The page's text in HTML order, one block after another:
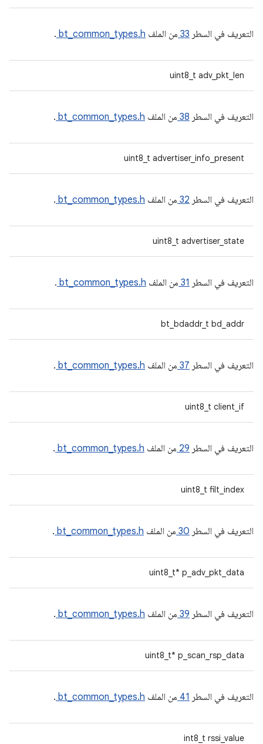
التعريف في السطر 33 من الملف bt_common_types.h
.
uint8_t adv_pkt_len
التعريف في السطر 38 من الملف bt_common_types.h
.
uint8_t advertiser_info_present
التعريف في السطر 32 من الملف bt_common_types.h
.
uint8_t advertiser_state
التعريف في السطر 31 من الملف bt_common_types.h
.
bt_bdaddr_t bd_addr
التعريف في السطر 37 من الملف bt_common_types.h
.
uint8_t client_if
التعريف في السطر 29 من الملف bt_common_types.h
.
uint8_t filt_index
التعريف في السطر 30 من الملف bt_common_types.h
.
uint8_t* p_adv_pkt_data
التعريف في السطر 39 من الملف bt_common_types.h
.
uint8_t* p_scan_rsp_data
التعريف في السطر 41 من الملف bt_common_types.h
.
int8_t rssi_value